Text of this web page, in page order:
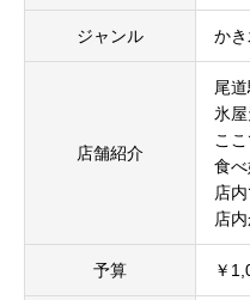
ジャンル かき
店舗紹介
尾
氷
こ
食
店
店
予算 ￥